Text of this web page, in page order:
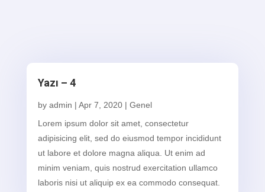
Yazı – 4
by admin | Apr 7, 2020| Genel
Lorem ipsum dolor sit amet, consectetur
adipisicing elit, sed do eiusmod tempor incididunt
ut labore et dolore magna aliqua. Ut enim ad
minim veniam, quis nostrud exercitation ullamco
laboris nisi ut aliquip ex ea commodo consequat.